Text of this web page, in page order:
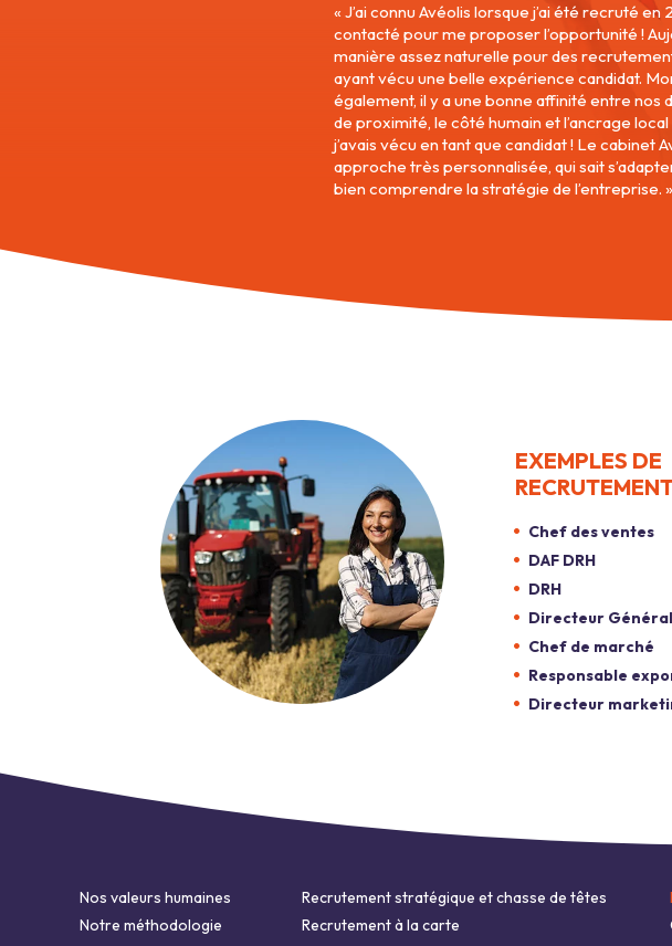
J’ai connu Avéolis lorsque j’ai été recruté
contacté pour me proposer l’opportunité !
manière assez naturelle pour des
ayant vécu une belle expérience candidat.
également, il y a une bonne affinité entre nos
de proximité, le côté humain et l’ancrage
j’avais vécu en tant que candidat ! Le cabinet
approche très personnalisée, qui sait
bien comprendre la stratégie de l’entreprise.
EXEMPLES DE
Chef des ventes
DAF DRH
DRH
Directeur Général
Chef de marché
Responsable
Directeur
Nos valeurs humaines
Notre méthodologie
Recrutement stratégique et chasse de têtes
Recrutement à la carte